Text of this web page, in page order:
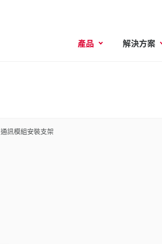
產品 解決方案
通訊模組安裝支架